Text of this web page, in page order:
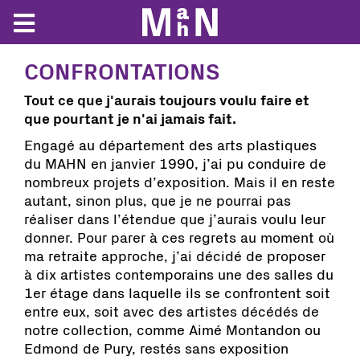
CONFRONTATIONS
Tout ce que j'aurais toujours voulu faire et
que pourtant je n'ai jamais fait.
Engagé au département des arts plastiques
du MAHN en janvier 1990, j’ai pu conduire de
nombreux projets d’exposition. Mais il en reste
autant, sinon plus, que je ne pourrai pas
réaliser dans l’étendue que j’aurais voulu leur
donner. Pour parer à ces regrets au moment où
ma retraite approche, j’ai décidé de proposer
à dix artistes contemporains une des salles du
1er étage dans laquelle ils se confrontent soit
entre eux, soit avec des artistes décédés de
notre collection, comme Aimé Montandon ou
Edmond de Pury, restés sans exposition